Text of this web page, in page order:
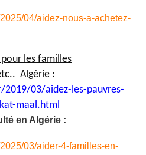
04/aidez-nous-a-achetez-
les familles
Algérie :
2019/03/aidez-les-pauvres-
maal.html
en Algérie :
03/aider-4-familles-en-